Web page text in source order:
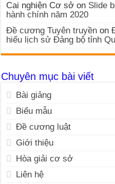
Cai nghiện Cơ sở on Slide
hành chính năm 2020
Đề cương Tuyên truyền on
hiểu lịch sử Đảng bộ tỉnh
Chuyên mục bài viết
Bài giảng
Biểu mẫu
Đề cương luật
Giới thiệu
Hòa giải cơ sở
Liên hệ